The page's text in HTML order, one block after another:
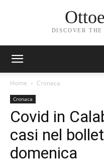
DISCOVER
Home Cronaca
Cronaca
Covid in
casi nel
domenica